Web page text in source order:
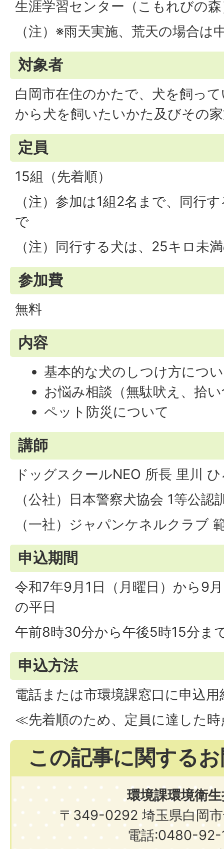
生涯学習センター（こもれびの
（注）※雨天実施、荒天の場合は
対象者
白岡市在住のかたで、犬を飼っ
から犬を飼いたいかた及びその
定員
15組（先着順）
（注）参加は1組2名まで、同行
で
（注）同行する犬は、25キロ未
参加費
無料
内容
基本的な犬のしつけ方につ
お悩み相談（無駄吠え、拾
ペット防災について
講師
ドッグスクールNEO 所長 里川
（公社）日本警察犬協会 1等公認
（一社）ジャパンケネルクラブ
申込期間
令和7年9月1日（月曜日）から9
の平日
午前8時30分から午後5時15分ま
申込方法
電話または市環境課窓口に申込用
≪先着順のため、定員に達した
この記事に関する
環境課環境衛
〒349-0292 埼玉県白岡
電話:0480-92-